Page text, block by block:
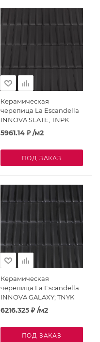
Керамическая
черепица La Escandella
INNOVA SLATE; TNPK
5961.14 ₽ /м2
ПОД ЗАКАЗ
Керамическая
черепица La Escandella
INNOVA GALAXY; TNYK
6216.325 ₽ /м2
ПОД ЗАКАЗ